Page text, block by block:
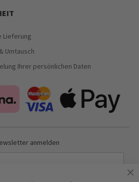
Lieferung
Umtausch
Ihrer persönlichen Daten
anmelden